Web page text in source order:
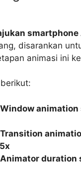
smartphone
disarankan
animasi ini
Window animation
Transition
Animator duration